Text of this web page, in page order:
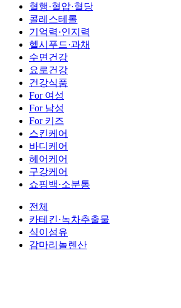
혈행·혈압·혈당
콜레스테롤
기억력·인지력
헬시푸드·과채
수면건강
요로건강
건강식품
For 여성
For 남성
For 키즈
스킨케어
바디케어
헤어케어
구강케어
쇼핑백·소분통
전체
카테킨·녹차추출물
식이섬유
감마리놀렌산